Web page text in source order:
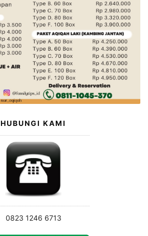
HUBUNGI KAMI
0823 1246 6713